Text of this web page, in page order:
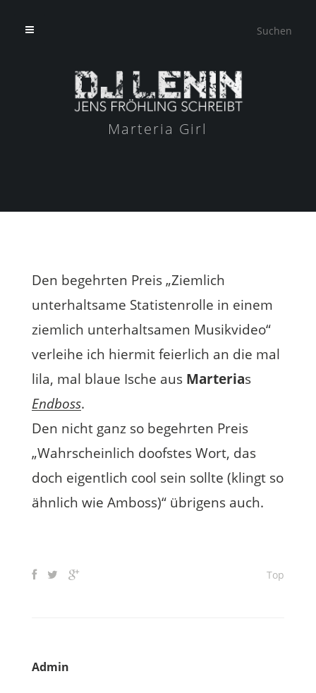
Marteria Girl
Den begehrten Preis „Ziemlich
unterhaltsame Statistenrolle in einem
ziemlich unterhaltsamen Musikvideo“
verleihe ich hiermit feierlich an die mal
lila, mal blaue Ische aus Marterias
Endboss.
Den nicht ganz so begehrten Preis
„Wahrscheinlich doofstes Wort, das
doch eigentlich cool sein sollte (klingt so
ähnlich wie Amboss)“ übrigens auch.
Top
Admin